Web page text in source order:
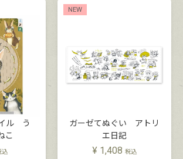
ル う
こ
込
NEW
ガーゼてぬぐい アトリ
エ日記
¥ 1,408 税込